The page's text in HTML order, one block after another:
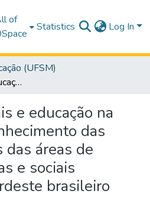
of
Statistics Log In
(UFSM)
Juventudes rurais e educação na produção do conhecimento das pós-graduações das áreas de ciências humanas e sociais aplicadas do nordeste brasileiro
e educação na
das
das áreas de
e sociais
brasileiro